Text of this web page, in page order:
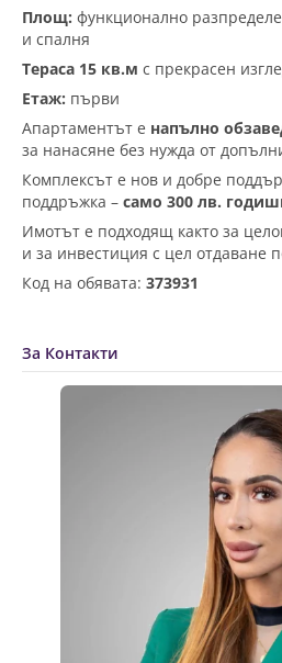
Площ: функционално
и спалня
Тераса 15 кв.м с прекрасен
Етаж: първи
Апартаментът е напълно
за нанасяне без нужда от
Комплексът е нов и добре
поддръжка – само 300 лв.
Имотът е подходящ както за
и за инвестиция с цел отдаване
Код на обявата: 373931
За Контакти